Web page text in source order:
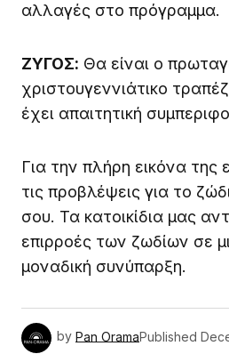
αλλαγές στο πρόγραμμα.
ΖΥΓΟΣ: Θα είναι ο
χριστουγεννιάτικο
έχει απαιτητική
Για την πλήρη εικόνα της
τις προβλέψεις για το
σου. Τα κατοικίδια μας
επιρροές των ζωδίων σε
μοναδική συνύπαρξη.
by Pan OramaPublished